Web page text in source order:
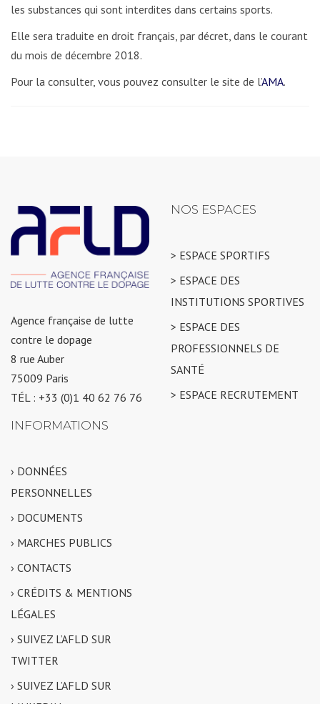
les substances qui sont interdites dans certains sports.
Elle sera traduite en droit français, par décret, dans le courant
du mois de décembre 2018.
Pour la consulter, vous pouvez consulter le site de l’AMA.
Agence française de lutte
contre le dopage
8 rue Auber
75009 Paris
TÉL : +33 (0)1 40 62 76 76
NOS ESPACES
> ESPACE SPORTIFS
> ESPACE DES
INSTITUTIONS SPORTIVES
> ESPACE DES
PROFESSIONNELS DE
SANTÉ
> ESPACE RECRUTEMENT
INFORMATIONS
› DONNÉES
PERSONNELLES
› DOCUMENTS
› MARCHES PUBLICS
› CONTACTS
› CRÉDITS & MENTIONS
LÉGALES
› SUIVEZ L’AFLD SUR
TWITTER
› SUIVEZ L’AFLD SUR